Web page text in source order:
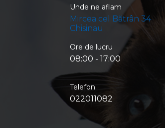
Unde ne aflam
Mircea cel Bătrân 34
Chisinau
Ore de lucru
08:00 - 17:00
Telefon
022011082